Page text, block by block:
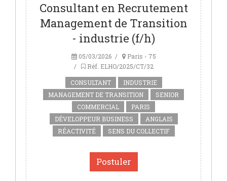
Consultant en Recrutement
Management de Transition
- industrie (f/h)
05/03/2026
Paris - 75
Réf. ELHO/2025/CT/32
CONSULTANT
INDUSTRIE
MANAGEMENT DE TRANSITION
SENIOR
COMMERCIAL
PARIS
DÉVELOPPEUR BUSINESS
ANGLAIS
RÉACTIVITÉ
SENS DU COLLECTIF
Postuler